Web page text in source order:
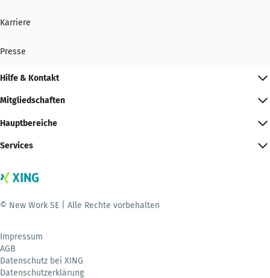
Karriere
Presse
Hilfe & Kontakt
Mitgliedschaften
Hauptbereiche
Services
© New Work SE | Alle Rechte vorbehalten
Impressum
AGB
Datenschutz bei XING
Datenschutzerklärung